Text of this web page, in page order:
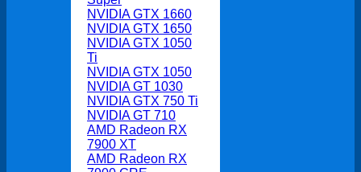
NVIDIA GTX 1660
NVIDIA GTX 1650
NVIDIA GTX 1050
Ti
NVIDIA GTX 1050
NVIDIA GT 1030
NVIDIA GTX 750 Ti
NVIDIA GT 710
AMD Radeon RX
7900 XT
AMD Radeon RX